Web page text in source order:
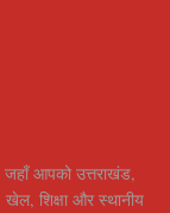
जहाँ आपको उत्तराखंड,
शिक्षा और स्थानीय